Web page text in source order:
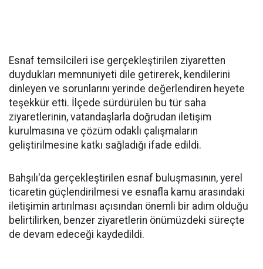
Esnaf temsilcileri ise gerçekleştirilen ziyaretten
duydukları memnuniyeti dile getirerek, kendilerini
dinleyen ve sorunlarını yerinde değerlendiren heyete
teşekkür etti. İlçede sürdürülen bu tür saha
ziyaretlerinin, vatandaşlarla doğrudan iletişim
kurulmasına ve çözüm odaklı çalışmaların
geliştirilmesine katkı sağladığı ifade edildi.
Bahşılı'da gerçekleştirilen esnaf buluşmasının, yerel
ticaretin güçlendirilmesi ve esnafla kamu arasındaki
iletişimin artırılması açısından önemli bir adım olduğu
belirtilirken, benzer ziyaretlerin önümüzdeki süreçte
de devam edeceği kaydedildi.